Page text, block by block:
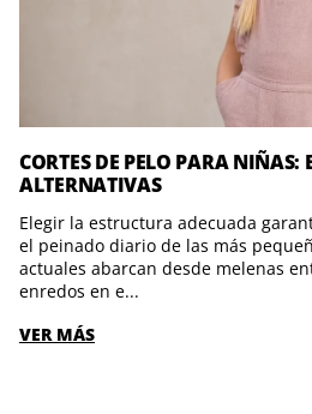
CORTES DE PELO PARA NIÑAS:
ALTERNATIVAS
Elegir la estructura adecuada
el peinado diario de las más
actuales abarcan desde melenas
enredos en e...
VER MÁS